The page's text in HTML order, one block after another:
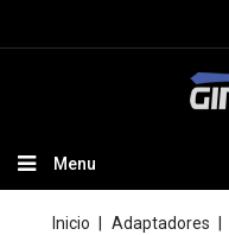
Menu
Inicio Adaptadores